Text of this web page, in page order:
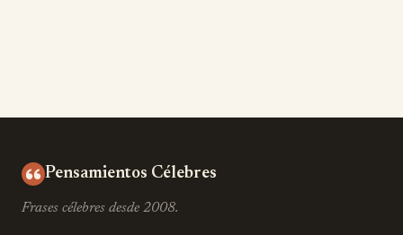
Pensamientos Célebres
Frases célebres desde 2008.